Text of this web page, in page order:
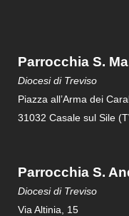
Parrocchia S.
Diocesi di Treviso
Piazza all’Arma dei
31032 Casale sul Sile
Parrocchia S.
Diocesi di Treviso
Via Altinia, 15